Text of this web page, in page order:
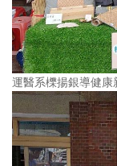
運醫系櫟揚銀導健